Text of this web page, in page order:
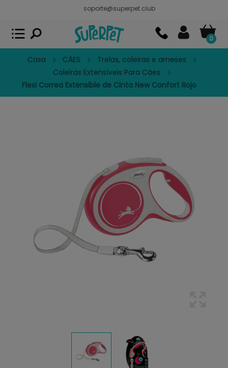
soporte@superpet.club
0
Casa CÃES
Trelas, coleiras e arneses
Coleiras Extensíveis Para Cães
Flexi Correa Extensible de Cinta New Confort Rojo
Superpet, comida para mascotas
APP GRATIS - En Google Play